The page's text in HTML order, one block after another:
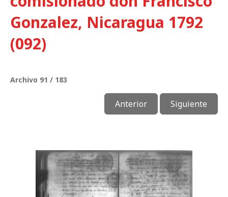
Gonzalez, Nicaragua 1792
(092)
Archivo 91 / 183
Anterior Siguiente